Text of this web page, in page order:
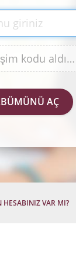
HESABINIZ VAR MI?